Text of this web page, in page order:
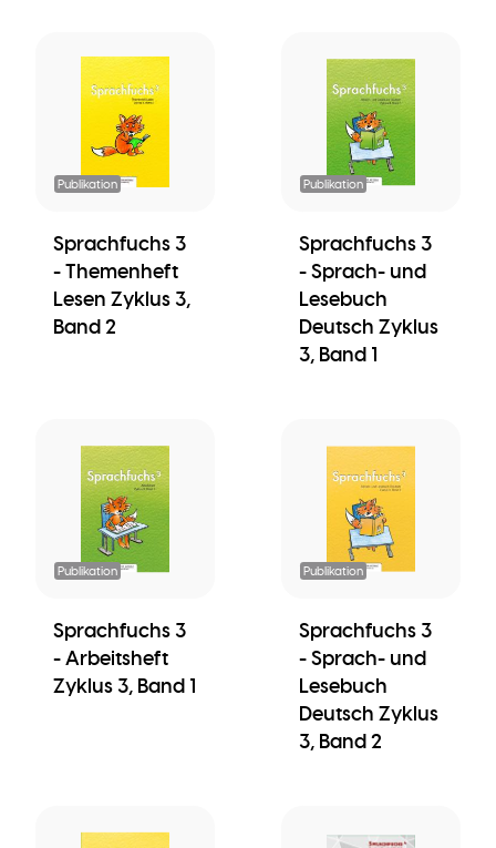
Publikation
Sprachfuchs 3
- Themenheft
Lesen Zyklus 3,
Band 2
Publikation
Sprachfuchs 3
- Sprach- und
Lesebuch
Deutsch Zyklus
3, Band 1
Publikation
Sprachfuchs 3
- Arbeitsheft
Zyklus 3, Band 1
Publikation
Sprachfuchs 3
- Sprach- und
Lesebuch
Deutsch Zyklus
3, Band 2